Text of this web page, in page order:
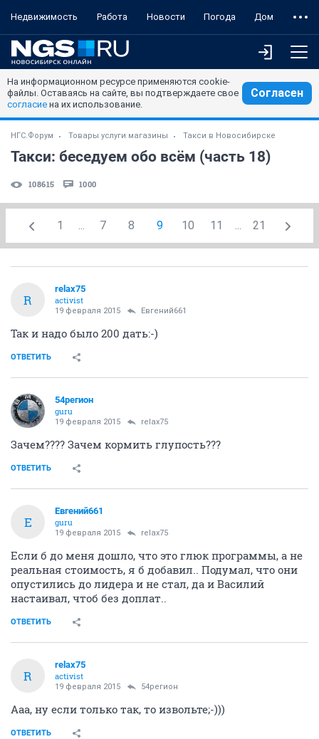
Недвижимость Работа Новости Погода Дом
На информационном ресурсе применяются cookie-
файлы. Оставаясь на сайте, вы подтверждаете свое
согласие на их использование.
Согласен
НГС.Форум Товары услуги магазины Такси в Новосибирске
Такси: беседуем обо всём (часть 18)
108615 1000
1 ... 7 8 9 10 11 ... 21
R
relax75
activist
19 февраля 2015 Евгений661
Так и надо было 200 дать:-)
ОТВЕТИТЬ
54регион
guru
19 февраля 2015 relax75
Зачем???? Зачем кормить глупость???
ОТВЕТИТЬ
Е
Евгений661
guru
19 февраля 2015 relax75
Если б до меня дошло, что это глюк программы, а не
реальная стоимость, я б добавил.. Подумал, что они
опустились до лидера и не стал, да и Василий
настаивал, чтоб без доплат..
ОТВЕТИТЬ
R
relax75
activist
19 февраля 2015 54регион
Ааа, ну если только так, то извольте;-)))
ОТВЕТИТЬ